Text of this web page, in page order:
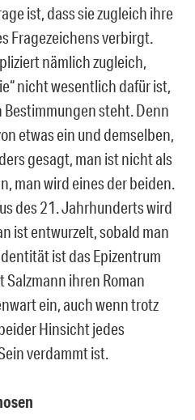
ist, dass sie zugleich ihre
Fragezeichens verbirgt.
nämlich zugleich,
nicht wesentlich dafür ist,
steht. Denn
etwas ein und demselben,
gesagt, man ist nicht als
man wird eines der beiden.
des 21. Jahrhunderts wird
ist entwurzelt, sobald man
ist das Epizentrum
Salzmann ihren Roman
ein, auch wenn trotz
Hinsicht jedes
verdammt ist.